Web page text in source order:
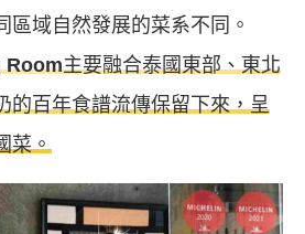
區域自然發展的菜系不同。
Room主要融合泰國東部、東北
的百年食譜流傳保留下來，呈
菜。